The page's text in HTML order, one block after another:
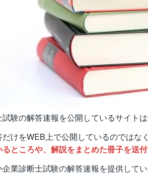
験の解答速報を公開しているサイトは
けをWEB上で公開しているのではなく
ところや、解説をまとめた冊子を送
業診断士試験の解答速報を提供して